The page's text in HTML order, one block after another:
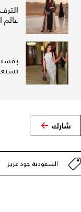
شارك
السعودية جود عزيز